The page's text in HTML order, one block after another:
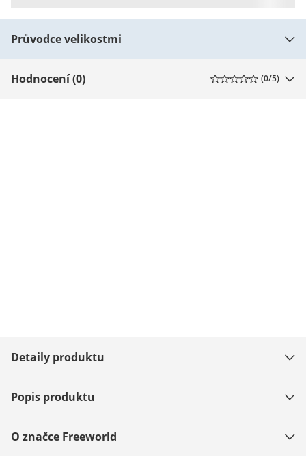
Průvodce velikostmi
Hodnocení (0) (0/5)
Detaily produktu
Popis produktu
O značce Freeworld